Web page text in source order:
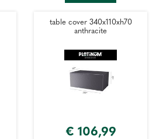
table cover 340x110xh70
anthracite
€ 106,99